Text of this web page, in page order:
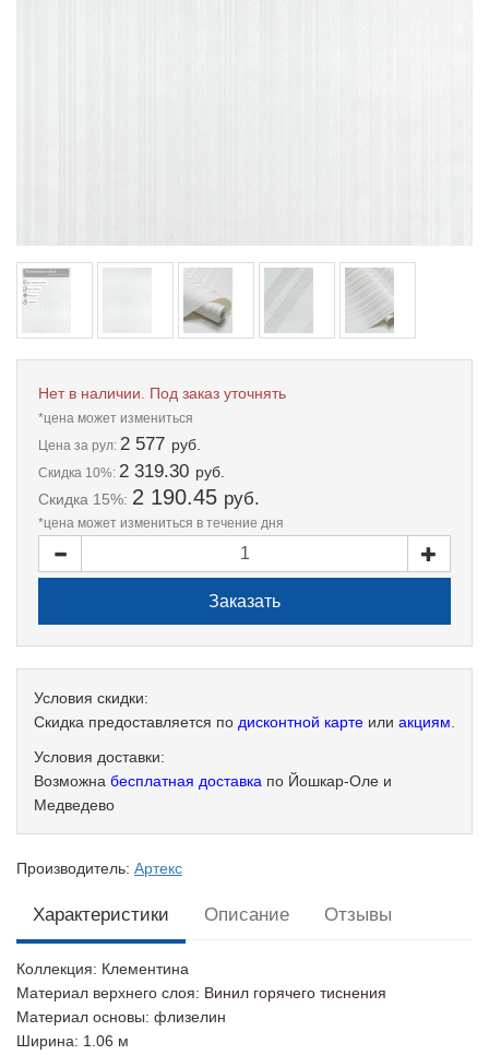
Нет в наличии. Под заказ уточнять
*цена может измениться
Цена за рул: 2 577 руб.
Скидка 10%: 2 319.30 руб.
Скидка 15%: 2 190.45 руб.
*цена может измениться в течение дня
Условия скидки:
Скидка предоставляется по дисконтной карте или акциям.
Условия доставки:
Возможна бесплатная доставка по Йошкар-Оле и
Медведево
Производитель: Артекс
Характеристики Описание Отзывы
Коллекция: Клементина
Материал верхнего слоя: Винил горячего тиснения
Материал основы: флизелин
Ширина: 1.06 м